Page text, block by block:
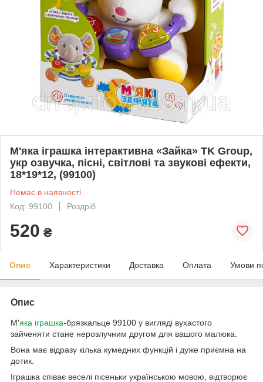
М'яка іграшка інтерактивна «Зайка» TK Group,
укр озвучка, пісні, світлові та звукові ефекти,
18*19*12, (99100)
Немає в наявності
Код: 99100
Роздріб
520 ₴
Опис Характеристики Доставка Оплата Умови
Опис
М'яка іграшка-брязкальце 99100 у вигляді вухастого
зайченяти стане нерозлучним другом для вашого малюка.
Вона має відразу кілька кумедних функцій і дуже приємна на
дотик.
Іграшка співає веселі пісеньки українською мовою, відтворює